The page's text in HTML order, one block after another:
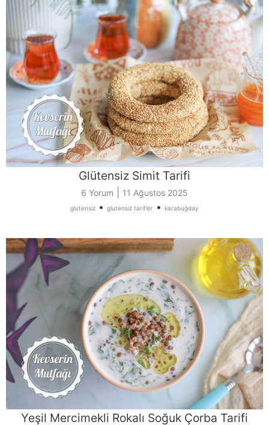
Glütensiz Simit Tarifi
6 Yorum 11 Ağustos 2025
glutensiz • glutensiz tarifler • karabuğday
Yeşil Mercimekli Rokalı Soğuk Çorba Tarifi